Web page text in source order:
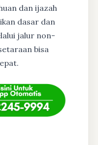
dan ijazah
dasar dan
jalur non-
bisa